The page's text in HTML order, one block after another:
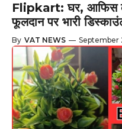
Flipkart: घर, आफिस
फूलदान पर भारी
By VAT NEWS — September